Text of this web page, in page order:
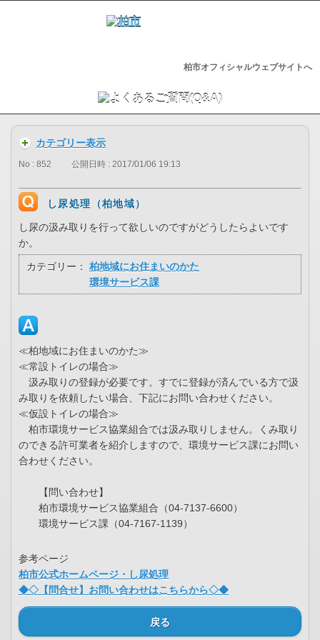
柏市オフィシャルウェブサイトへ
カテゴリー表示
No : 852 公開日時 : 2017/01/06 19:13
し尿処理（柏地域）
し尿の汲み取りを行って欲しいのですがどうしたらよいです
か。
カテゴリー：
柏地域にお住まいのかた
環境サービス課
≪柏地域にお住まいのかた≫
≪常設トイレの場合≫
汲み取りの登録が必要です。すでに登録が済んでいる方で汲
み取りを依頼したい場合、下記にお問い合わせください。
≪仮設トイレの場合≫
柏市環境サービス協業組合では汲み取りしません。くみ取り
のできる許可業者を紹介しますので、環境サービス課にお問い
合わせください。
【問い合わせ】
柏市環境サービス協業組合（04-7137-6600）
環境サービス課（04-7167-1139）
参考ページ
柏市公式ホームページ・し尿処理
◆◇【問合せ】お問い合わせはこちらから◇◆
戻る